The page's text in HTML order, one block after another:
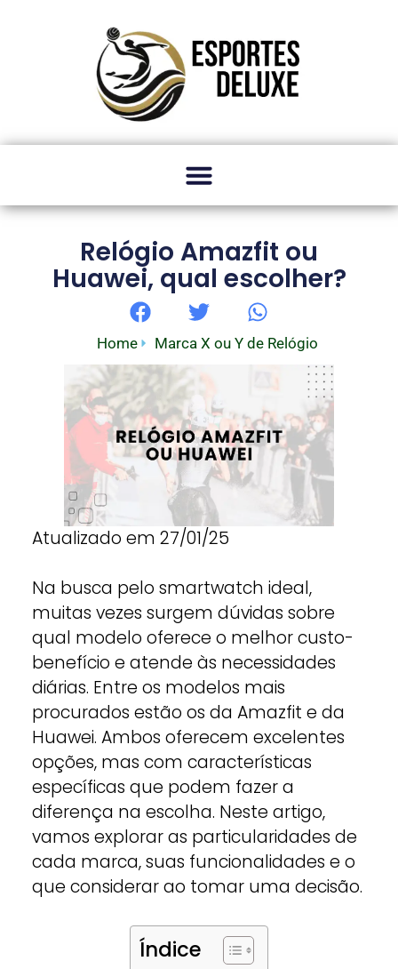
Relógio Amazfit ou
Huawei, qual escolher?
Home Marca X ou Y de Relógio
Atualizado em 27/01/25
Na busca pelo smartwatch ideal,
muitas vezes surgem dúvidas sobre
qual modelo oferece o melhor custo-
benefício e atende às necessidades
diárias. Entre os modelos mais
procurados estão os da Amazfit e da
Huawei. Ambos oferecem excelentes
opções, mas com características
específicas que podem fazer a
diferença na escolha. Neste artigo,
vamos explorar as particularidades de
cada marca, suas funcionalidades e o
que considerar ao tomar uma decisão.
Índice